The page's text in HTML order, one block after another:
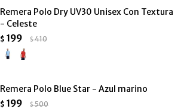
Remera Polo Dry UV30 Unisex Con Textura
- Celeste
$ 199 $410
Remera Polo Blue Star - Azul marino
$ 199 $500